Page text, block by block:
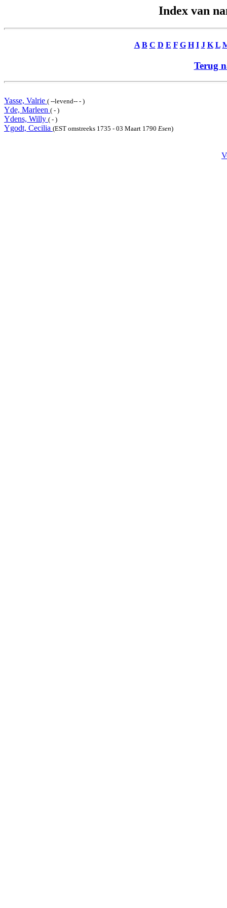
Index van
A B C D E F G H I J K L
Terug
Yasse, Valrie ( --levend-- - )
Yde, Marleen ( - )
Ydens, Willy ( - )
Ygodt, Cecilia (EST omstreeks 1735 - 03 Maart 1790 Esen)